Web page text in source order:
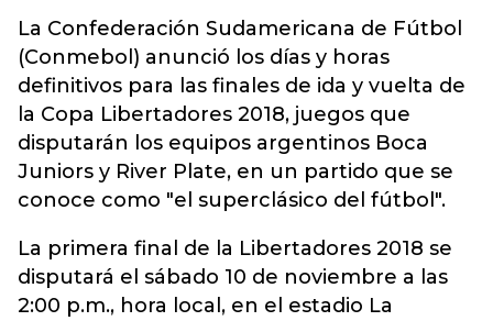
La Confederación Sudamericana de Fútbol
(Conmebol) anunció los días y horas
definitivos para las finales de ida y vuelta de
la Copa Libertadores 2018, juegos que
disputarán los equipos argentinos Boca
Juniors y River Plate, en un partido que se
conoce como "el superclásico del fútbol".
La primera final de la Libertadores 2018 se
disputará el sábado 10 de noviembre a las
2:00 p.m., hora local, en el estadio La